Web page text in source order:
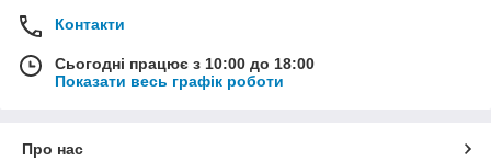
Контакти
Сьогодні працює з 10:00 до 18:00
Показати весь графік роботи
Про нас